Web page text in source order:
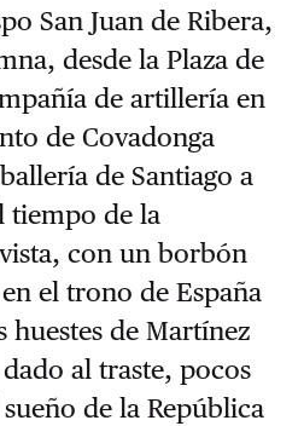
San Juan de Ribera,
desde la Plaza de
de artillería en
de Covadonga
de Santiago a
tiempo de la
con un borbón
el trono de España
huestes de Martínez
al traste, pocos
de la República